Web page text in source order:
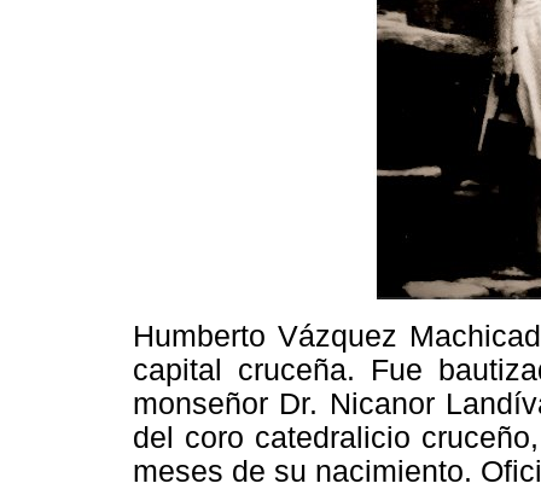
Humberto Vázquez
capital cruceña. Fue
monseñor Dr. Nicanor
del coro catedralicio
meses de su nacimiento.